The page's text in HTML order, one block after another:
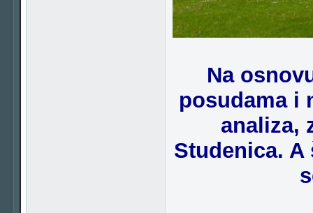
Na
posudama i
analiza,
Studenica. A